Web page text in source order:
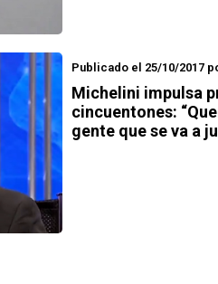
Publicado el 25/10/2017
Michelini impulsa
cincuentones:
gente que se va a